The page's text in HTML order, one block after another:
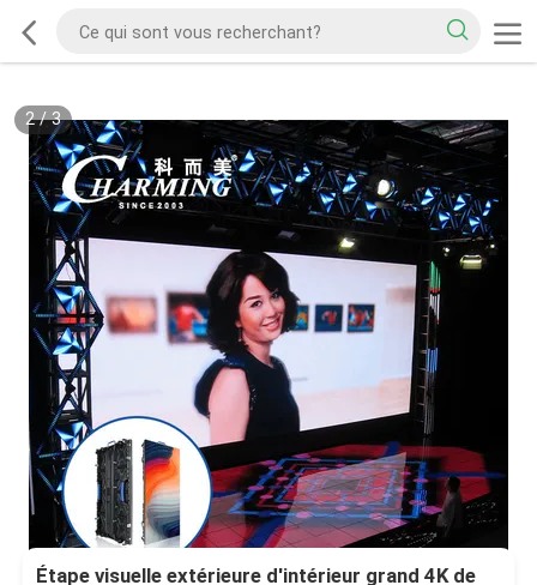
2/3
Étape visuelle extérieure d'intérieur grand 4K de